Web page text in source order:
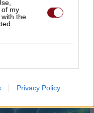
of my
the
Privacy Policy